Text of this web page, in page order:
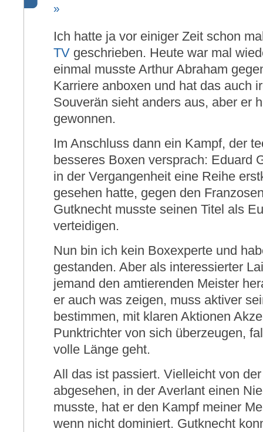
»
Ich hatte ja vor einiger Zeit schon
TV geschrieben. Heute war mal
einmal musste Arthur Abraham
Karriere anboxen und hat das auch
Souverän sieht anders aus, aber er
gewonnen.
Im Anschluss dann ein Kampf, der
besseres Boxen versprach: Eduard
in der Vergangenheit eine Reihe
gesehen hatte, gegen den
Gutknecht musste seinen Titel als
verteidigen.
Nun bin ich kein Boxexperte und
gestanden. Aber als interessierter
jemand den amtierenden Meister
er auch was zeigen, muss aktiver
bestimmen, mit klaren Aktionen
Punktrichter von sich überzeugen,
volle Länge geht.
All das ist passiert. Vielleicht von
abgesehen, in der Averlant einen
musste, hat er den Kampf meiner
wenn nicht dominiert. Gutknecht